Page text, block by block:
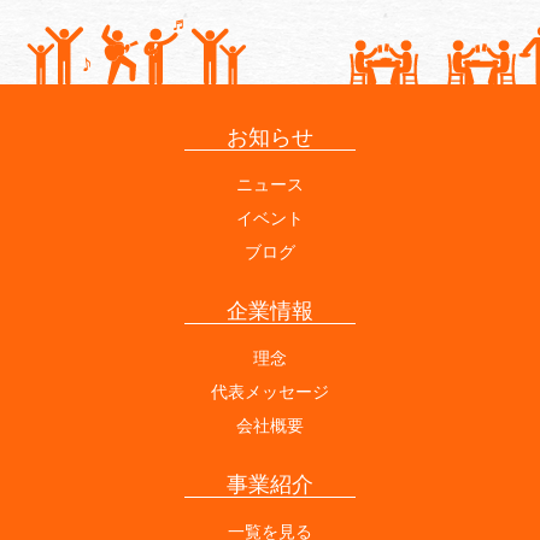
お知らせ
ニュース
イベント
ブログ
企業情報
理念
代表メッセージ
会社概要
事業紹介
一覧を見る